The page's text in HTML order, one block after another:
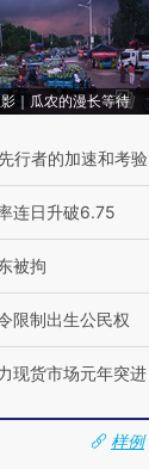
｜瓜农的漫长等待
行者的加速和考验
连日升破6.75
被拘
限制出生公民权
现货市场元年突进
样例